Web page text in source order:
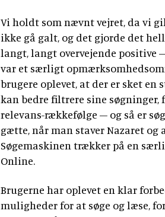
Vi holdt som nævnt vejret, da vi
ikke gå galt, og det gjorde det
langt, langt overvejende positive
var et særligt
brugere oplevet, at der er sket
kan bedre filtrere sine
relevans-rækkefølge – og så er
gætte, når man staver Nazaret og
Søgemaskinen trækker på en
Online.
Brugerne har oplevet en klar
muligheder for at søge og læse,